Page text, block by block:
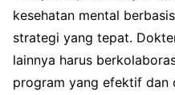
kesehatan mental
strategi yang tepat.
lainnya harus
program yang efektif dan